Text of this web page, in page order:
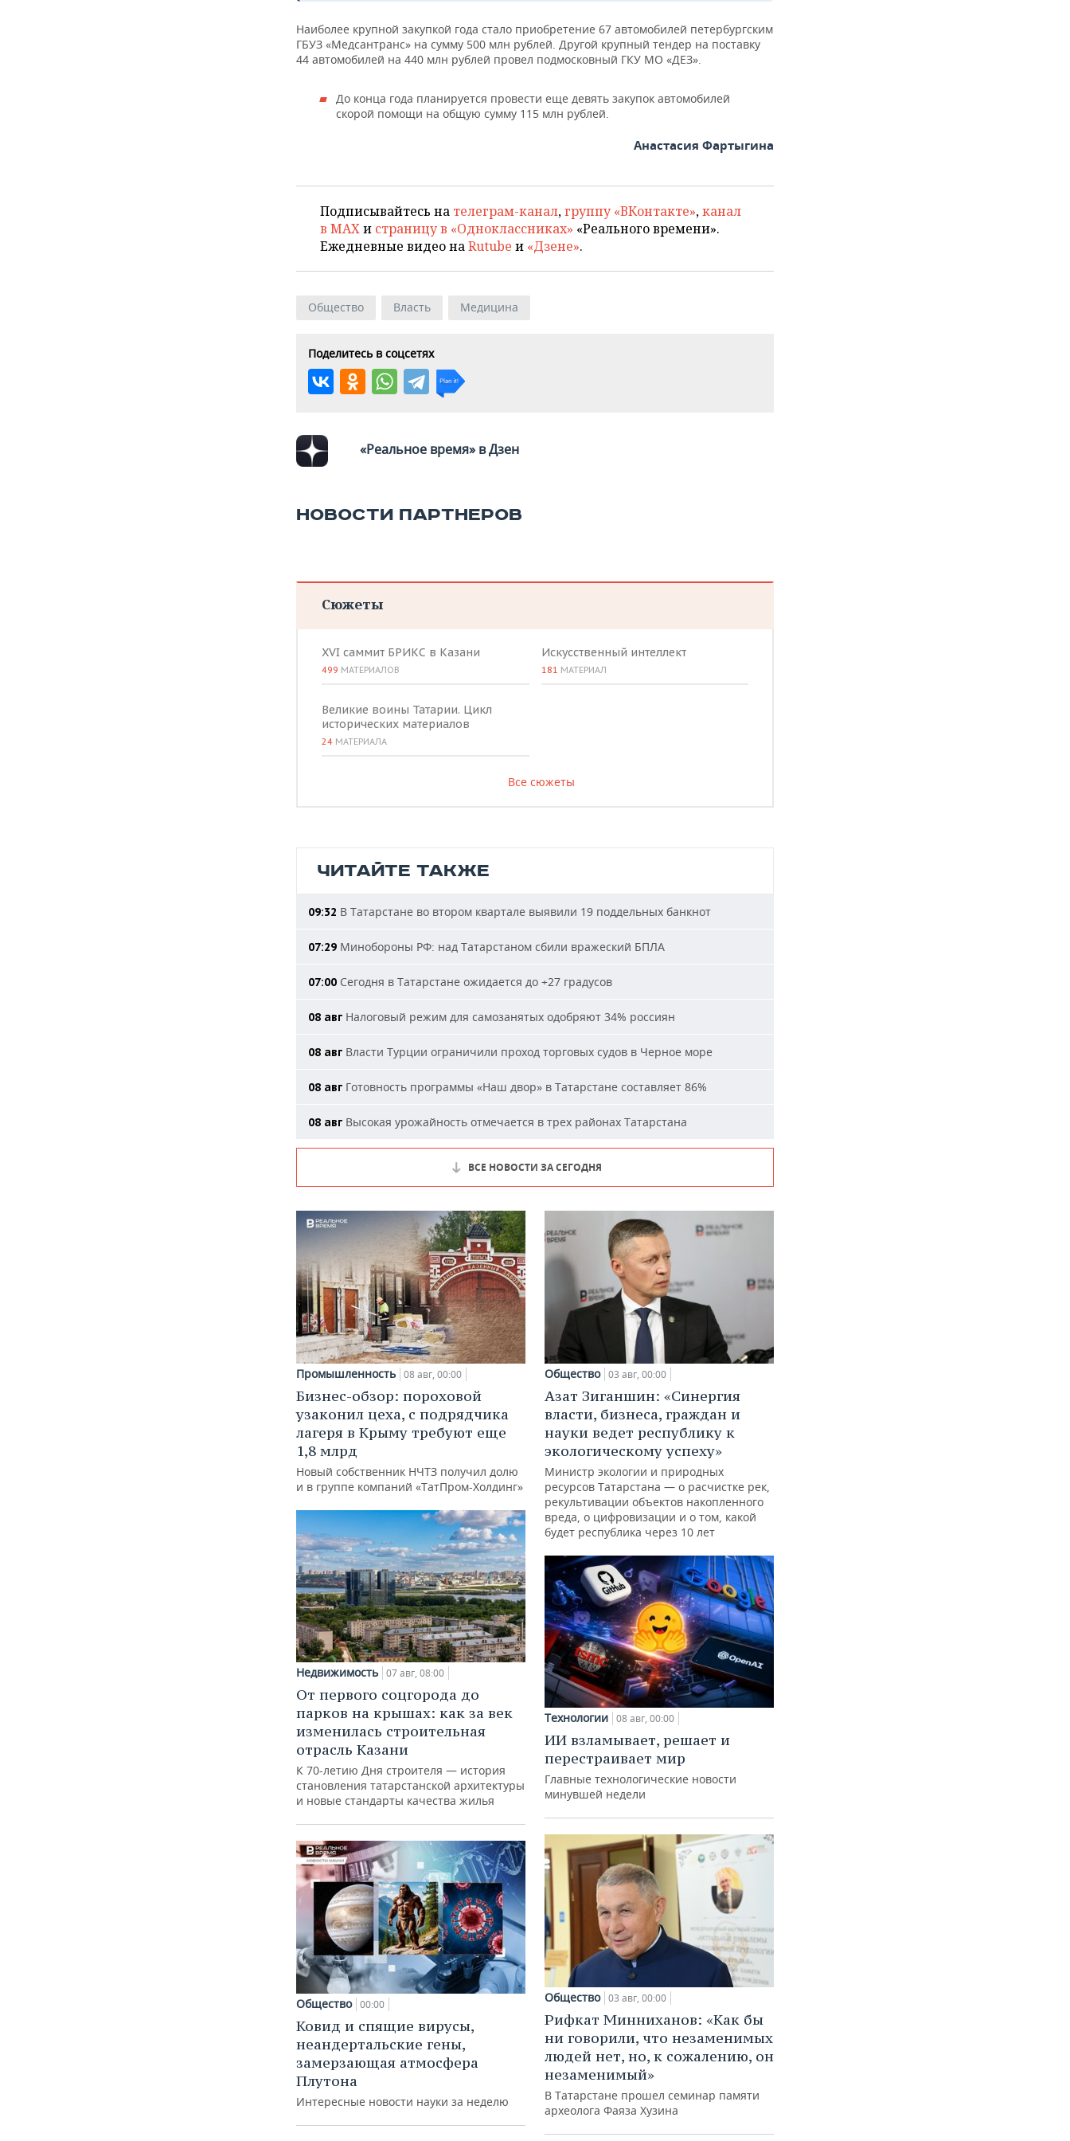
Наиболее крупной закупкой года стало приобретение 67 автомобилей петербургским
ГБУЗ «Медсантранс» на сумму 500 млн рублей. Другой крупный тендер на поставку
44 автомобилей на 440 млн рублей провел подмосковный ГКУ МО «ДЕЗ».
До конца года планируется провести еще девять закупок автомобилей
скорой помощи на общую сумму 115 млн рублей.
Анастасия Фартыгина
Подписывайтесь на телеграм-канал,группу «ВКонтакте»,канал
в MAXи страницу в «Одноклассниках» «Реального времени».
Ежедневные видео наRutube и «Дзене».
Общество Власть Медицина
Поделитесь в соцсетях
«Реальное время» в Дзен
НОВОСТИ ПАРТНЕРОВ
Сюжеты
XVI саммит БРИКС в Казани
499 МАТЕРИАЛОВ
Великие воины Татарии. Цикл
исторических материалов
24 МАТЕРИАЛА
Искусственный интеллект
181 МАТЕРИАЛ
Все сюжеты
ЧИТАЙТЕ ТАКЖЕ
09:32 В Татарстане во втором квартале выявили 19 поддельных банкнот
07:29 Минобороны РФ: над Татарстаном сбили вражеский БПЛА
07:00 Сегодня в Татарстане ожидается до +27 градусов
08 авг Налоговый режим для самозанятых одобряют 34% россиян
08 авг Власти Турции ограничили проход торговых судов в Черное море
08 авг Готовность программы «Наш двор» в Татарстане составляет 86%
08 авг Высокая урожайность отмечается в трех районах Татарстана
ВСЕ НОВОСТИ ЗА СЕГОДНЯ
Промышленность 08 авг, 00:00
Бизнес-обзор: пороховой
узаконил цеха, с подрядчика
лагеря в Крыму требуют еще
1,8 млрд
Новый собственник НЧТЗ получил долю
и в группе компаний «ТатПром-Холдинг»
Недвижимость 07 авг, 08:00
От первого соцгорода до
парков на крышах: как за век
изменилась строительная
отрасль Казани
К 70-летию Дня строителя — история
становления татарстанской архитектуры
и новые стандарты качества жилья
Общество 00:00
Ковид и спящие вирусы,
неандертальские гены,
замерзающая атмосфера
Плутона
Интересные новости науки за неделю
Общество 03 авг, 00:00
Азат Зиганшин: «Синергия
власти, бизнеса, граждан и
науки ведет республику к
экологическому успеху»
Министр экологии и природных
ресурсов Татарстана — о расчистке рек,
рекультивации объектов накопленного
вреда, о цифровизации и о том, какой
будет республика через 10 лет
Технологии 08 авг, 00:00
ИИ взламывает, решает и
перестраивает мир
Главные технологические новости
минувшей недели
Общество 03 авг, 00:00
Рифкат Минниханов: «Как бы
ни говорили, что незаменимых
людей нет, но, к сожалению, он
незаменимый»
В Татарстане прошел семинар памяти
археолога Фаяза Хузина